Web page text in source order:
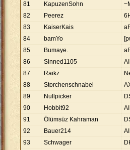
81
KapuzenSohn
82
Peerez
83
KaiserKais
84
bamYo
85
Bumaye.
86
Sinned1105
87
Raikz
88
Storchenschnabel
89
Nullpicker
90
Hobbit92
91
Ölümsüz Kahraman
92
Bauer214
93
Schwager